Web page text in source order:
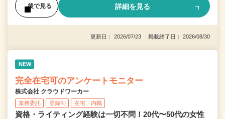
後で見る 詳細を見る
更新日： 2026/07/23 掲載終了日： 2026/08/30
NEW
完全在宅可のアンケートモニター
株式会社 クラウドワーカー
業務委託 登録制 在宅・内職
資格・ライティング経験は一切不問！20代〜50代の女性